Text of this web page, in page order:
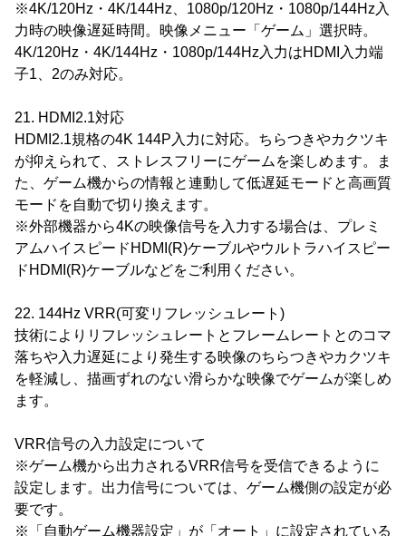
※4K/120Hz・4K/144Hz、1080p/120Hz・1080p/144Hz入
力時の映像遅延時間。映像メニュー「ゲーム」選択時。
4K/120Hz・4K/144Hz・1080p/144Hz入力はHDMI入力端
子1、2のみ対応。
21. HDMI2.1対応
HDMI2.1規格の4K 144P入力に対応。ちらつきやカクツキ
が抑えられて、ストレスフリーにゲームを楽しめます。ま
た、ゲーム機からの情報と連動して低遅延モードと高画質
モードを自動で切り換えます。
※外部機器から4Kの映像信号を入力する場合は、プレミ
アムハイスピードHDMI(R)ケーブルやウルトラハイスピー
ドHDMI(R)ケーブルなどをご利用ください。
22. 144Hz VRR(可変リフレッシュレート)
技術によりリフレッシュレートとフレームレートとのコマ
落ちや入力遅延により発生する映像のちらつきやカクツキ
を軽減し、描画ずれのない滑らかな映像でゲームが楽しめ
ます。
VRR信号の入力設定について
※ゲーム機から出力されるVRR信号を受信できるように
設定します。出力信号については、ゲーム機側の設定が必
要です。
※「自動ゲーム機器設定」が「オート」に設定されている